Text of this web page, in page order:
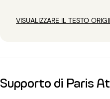
VISUALIZZARE IL TESTO
Supporto di Paris